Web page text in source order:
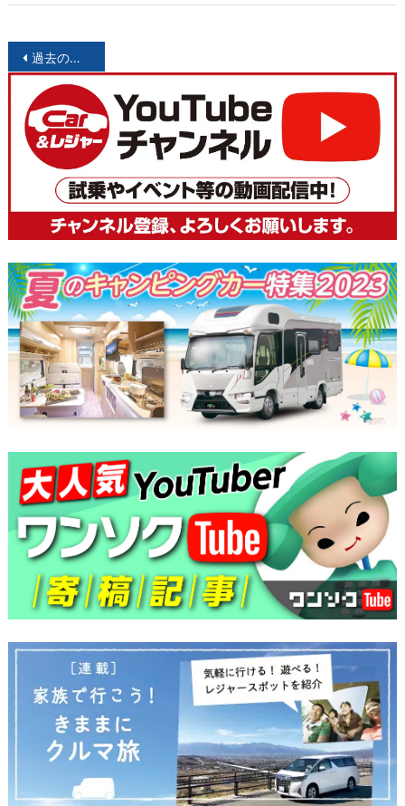
投
稿
ナ
ビ
ー
シ
ョ
ン
過去の投稿